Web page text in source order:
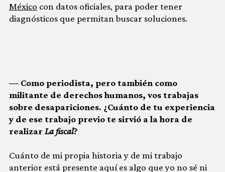
México con datos oficiales, para poder tener
diagnósticos que permitan buscar soluciones.
— Como periodista, pero también como
militante de derechos humanos, vos trabajas
sobre desapariciones. ¿Cuánto de tu experiencia
y de ese trabajo previo te sirvió a la hora de
realizar La fiscal?
Cuánto de mi propia historia y de mi trabajo
anterior está presente aquí es algo que yo no sé ni